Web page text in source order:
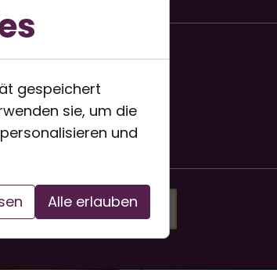
Senden
gespeichert
sie, um die
und
Alle erlauben